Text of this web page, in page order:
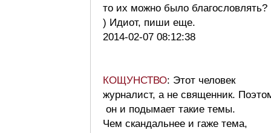
то их можно было благословлять?
) Идиот, пиши еще.
2014-02-07 08:12:38
КОЩУНСТВО: Этот человек
журналист, а не священник.
он и подымает такие темы.
Чем скандальнее и гаже тема,